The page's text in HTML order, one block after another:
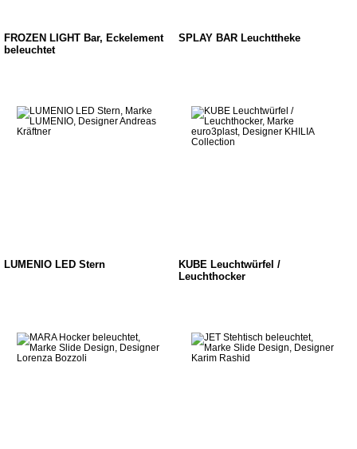
FROZEN LIGHT Bar, Eckelement
beleuchtet
SPLAY BAR Leuchttheke
LUMENIO LED Stern
KUBE Leuchtwürfel /
Leuchthocker